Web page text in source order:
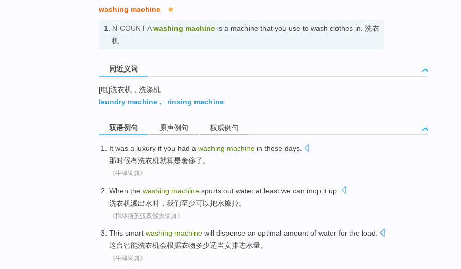
washing machine
1. N-COUNTAwashing machine is a machine that you use to wash clothes in. 洗衣
机
同近义词
[电]洗衣机，洗涤机
laundry machine , rinsing machine
双语例句 原声例句 权威例句
It was a luxury if you had a washing machine in those days
那时候有洗衣机就算是奢侈了。
《牛津词典》
When the washing machine spurts out water at least we can mop it up
洗衣机溅出水时 ， 我们至少可以把水擦掉。
《柯林斯英汉双解大词典》
This smart washing machine will dispense an optimal amount of water for the load.
这台智能洗衣机会根据衣物多少适当安排进水量。
《牛津词典》